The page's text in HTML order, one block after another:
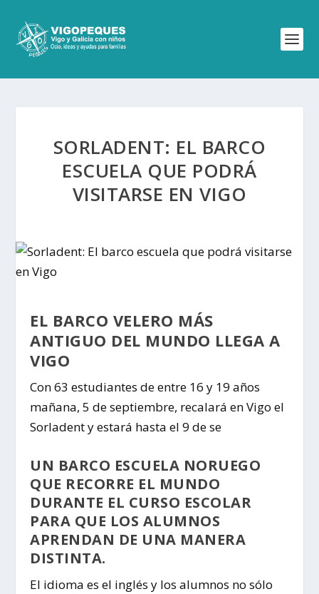
SORLADENT: EL BARCO
ESCUELA QUE PODRÁ
VISITARSE EN VIGO
EL BARCO VELERO MÁS
ANTIGUO DEL MUNDO LLEGA A
VIGO
Con 63 estudiantes de entre 16 y 19 años
mañana, 5 de septiembre, recalará en Vigo el
Sorladent y estará hasta el 9 de se
UN BARCO ESCUELA NORUEGO
QUE RECORRE EL MUNDO
DURANTE EL CURSO ESCOLAR
PARA QUE LOS ALUMNOS
APRENDAN DE UNA MANERA
DISTINTA.
El idioma es el inglés y los alumnos no sólo